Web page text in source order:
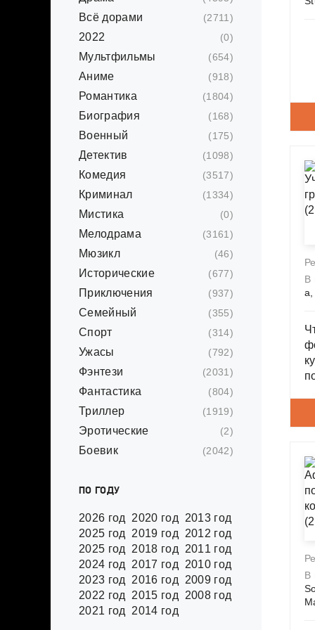
В
a,
В
Всё дорами (2711)
2022 (0)
Мультфильмы (654)
Аниме (918)
Романтика (1804)
Биография (168)
Военный (175)
Детектив (1098)
Комедия (3517)
Криминал (1334)
Мистика (0)
Мелодрама (3161)
Мюзикл (46)
Исторические (677)
Приключения (937)
Семейный (355)
Спорт (314)
Ужасы (792)
Фэнтези (2031)
Фантастика (804)
Триллер (1919)
Эротические (2)
Боевик (2042)
ПО ГОДУ
2026 год
2025 год
2025 год
2024 год
2023 год
2022 год
2021 год
2020 год
2019 год
2018 год
2017 год
2016 год
2015 год
2014 год
2013 год
2012 год
2011 год
2010 год
2009 год
2008 год